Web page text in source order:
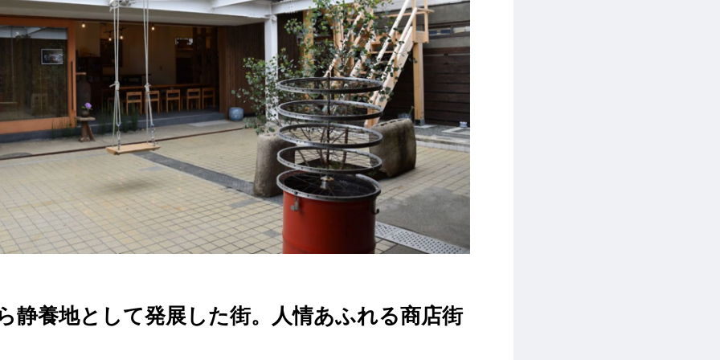
静養地として発展した街。人情あふれる商店街